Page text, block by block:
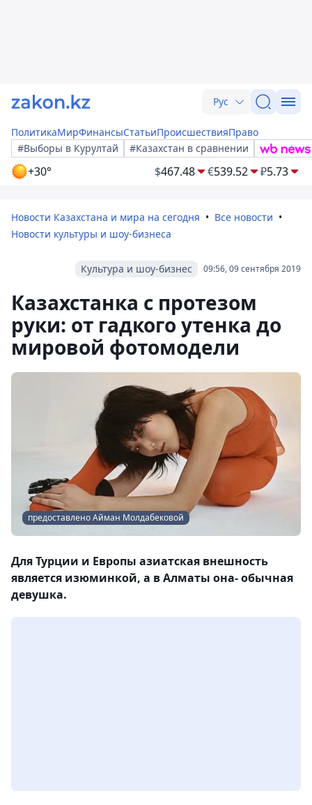
Рус
ПолитикаМирФинансыСтатьиПроисшествияПраво
#Выборы в Курултай
#Казахстан в сравнении
+30° $467.48 €539.52 ₽5.73
Новости Казахстана и мира на сегодня
Все новости
Новости культуры и шоу-бизнеса
09:56, 09 сентября 2019
Культура и шоу-бизнес
Казахстанка с протезом
руки: от гадкого утенка до
мировой фотомодели
предоставлено Айман Молдабековой
Для Турции и Европы азиатская внешность
является изюминкой, а в Алматы она- обычная
девушка.